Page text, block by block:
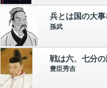
孫武
戦は六、七分の
豊臣秀吉